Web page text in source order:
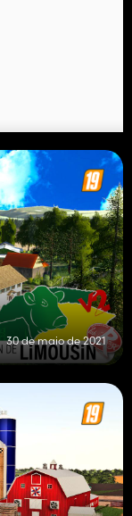
30 de maio de 2021